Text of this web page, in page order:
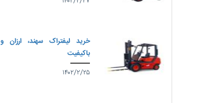
خرید لیفتراک سهند، ارزان و
باکیفیت
۱۴۰۲/۲/۲۵